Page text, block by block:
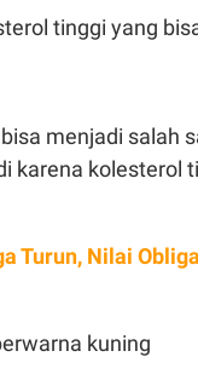
tinggi yang
menjadi salah
karena kolesterol
Turun, Nilai
kuning